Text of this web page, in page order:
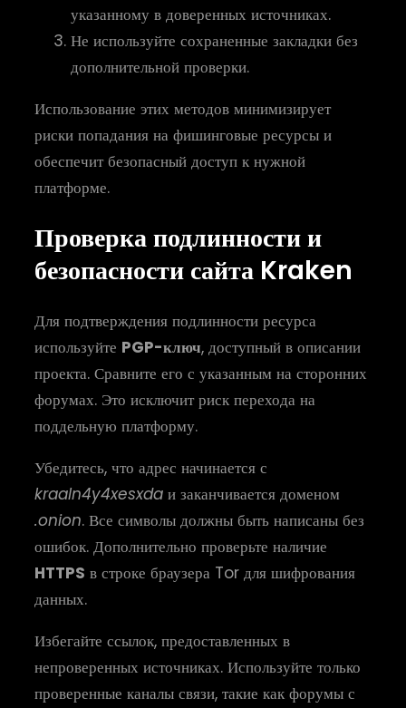
указанному в доверенных источниках.
Не используйте сохраненные закладки без
дополнительной проверки.
Использование этих методов минимизирует
риски попадания на фишинговые ресурсы и
обеспечит безопасный доступ к нужной
платформе.
Проверка подлинности и
безопасности сайта Kraken
Для подтверждения подлинности ресурса
используйте PGP-ключ, доступный в описании
проекта. Сравните его с указанным на сторонних
форумах. Это исключит риск перехода на
поддельную платформу.
Убедитесь, что адрес начинается с
kraaln4y4xesxda и заканчивается доменом
.onion. Все символы должны быть написаны без
ошибок. Дополнительно проверьте наличие
HTTPS в строке браузера Tor для шифрования
данных.
Избегайте ссылок, предоставленных в
непроверенных источниках. Используйте только
проверенные каналы связи, такие как форумы с